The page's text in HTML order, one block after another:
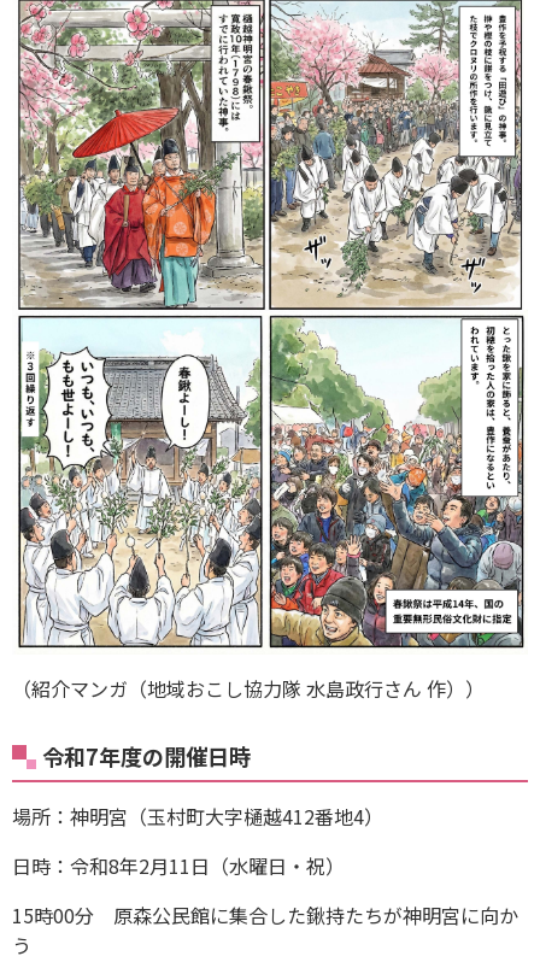
（紹介マンガ（地域おこし協力隊 水島政行さん 作））
令和7年度の開催日時
場所：神明宮（玉村町大字樋越412番地4）
日時：令和8年2月11日（水曜日・祝）
15時00分 原森公民館に集合した鍬持たちが神明宮に向か
う